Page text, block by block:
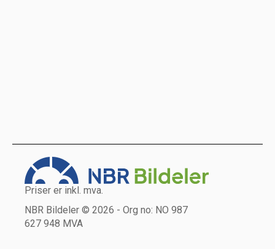
Priser er inkl. mva.
NBR Bildeler © 2026 - Org no: NO 987
627 948 MVA